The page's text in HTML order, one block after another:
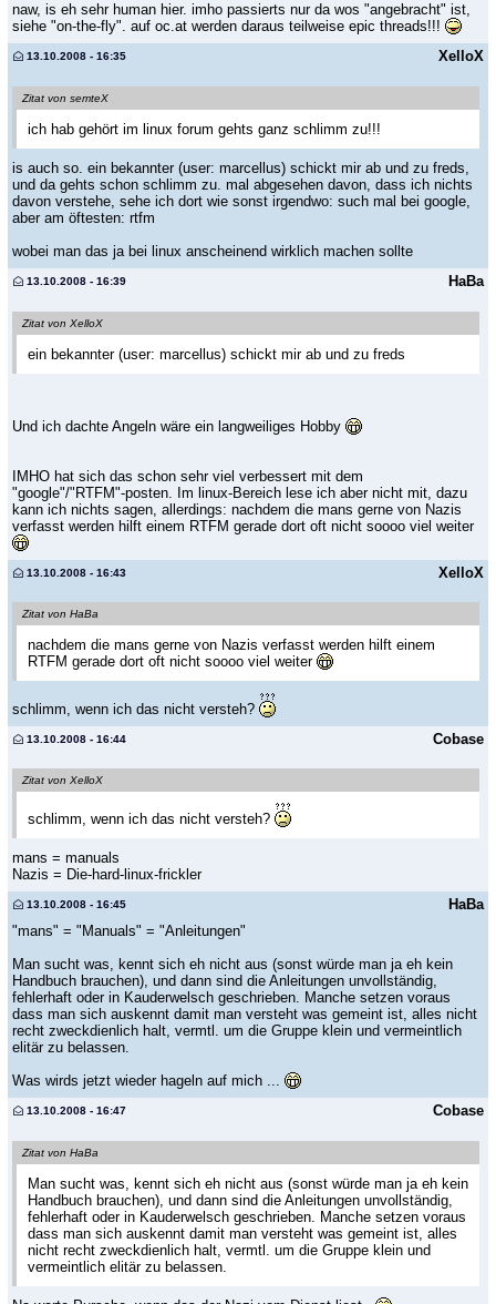
naw, is eh sehr human hier. imho passierts nur da wos "angebracht" ist,
siehe "on-the-fly". auf oc.at werden daraus teilweise epic threads!!!
XelloX
13.10.2008 - 16:35
Zitat von semteX
ich hab gehört im linux forum gehts ganz schlimm zu!!!
is auch so. ein bekannter (user: marcellus) schickt mir ab und zu freds,
und da gehts schon schlimm zu. mal abgesehen davon, dass ich nichts
davon verstehe, sehe ich dort wie sonst irgendwo: such mal bei google,
aber am öftesten: rtfm
wobei man das ja bei linux anscheinend wirklich machen sollte
HaBa
13.10.2008 - 16:39
Zitat von XelloX
ein bekannter (user: marcellus) schickt mir ab und zu freds
Und ich dachte Angeln wäre ein langweiliges Hobby
IMHO hat sich das schon sehr viel verbessert mit dem
"google"/"RTFM"-posten. Im linux-Bereich lese ich aber nicht mit, dazu
kann ich nichts sagen, allerdings: nachdem die mans gerne von Nazis
verfasst werden hilft einem RTFM gerade dort oft nicht soooo viel weiter
XelloX
13.10.2008 - 16:43
Zitat von HaBa
nachdem die mans gerne von Nazis verfasst werden hilft einem
RTFM gerade dort oft nicht soooo viel weiter
schlimm, wenn ich das nicht versteh?
Cobase
13.10.2008 - 16:44
Zitat von XelloX
schlimm, wenn ich das nicht versteh?
mans = manuals
Nazis = Die-hard-linux-frickler
HaBa
13.10.2008 - 16:45
"mans" = "Manuals" = "Anleitungen"
Man sucht was, kennt sich eh nicht aus (sonst würde man ja eh kein
Handbuch brauchen), und dann sind die Anleitungen unvollständig,
fehlerhaft oder in Kauderwelsch geschrieben. Manche setzen voraus
dass man sich auskennt damit man versteht was gemeint ist, alles nicht
recht zweckdienlich halt, vermtl. um die Gruppe klein und vermeintlich
elitär zu belassen.
Was wirds jetzt wieder hageln auf mich ...
Cobase
13.10.2008 - 16:47
Zitat von HaBa
Man sucht was, kennt sich eh nicht aus (sonst würde man ja eh kein
Handbuch brauchen), und dann sind die Anleitungen unvollständig,
fehlerhaft oder in Kauderwelsch geschrieben. Manche setzen voraus
dass man sich auskennt damit man versteht was gemeint ist, alles
nicht recht zweckdienlich halt, vermtl. um die Gruppe klein und
vermeintlich elitär zu belassen.